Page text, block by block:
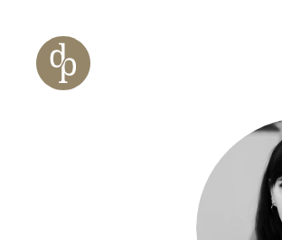
Zur Navigation springen
Zur Website-Suche springen